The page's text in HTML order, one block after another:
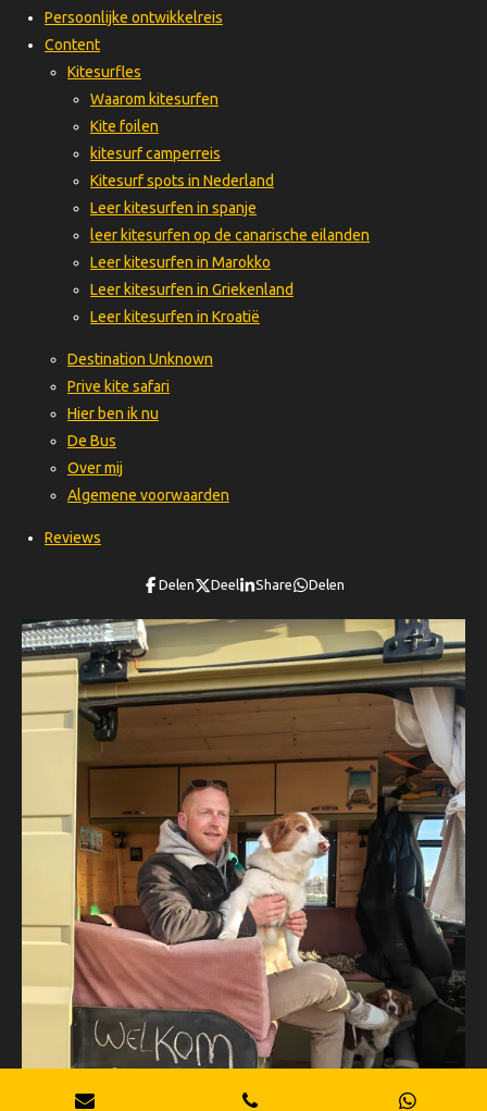
Persoonlijke ontwikkelreis
Content
Kitesurfles
Waarom kitesurfen
Kite foilen
kitesurf camperreis
Kitesurf spots in Nederland
Leer kitesurfen in spanje
leer kitesurfen op de canarische eilanden
Leer kitesurfen in Marokko
Leer kitesurfen in Griekenland
Leer kitesurfen in Kroatië
Destination Unknown
Prive kite safari
Hier ben ik nu
De Bus
Over mij
Algemene voorwaarden
Reviews
Delen Deel Share Delen